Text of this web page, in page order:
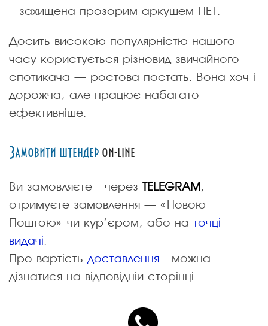
захищена прозорим аркушем ПЕТ.
Досить високою популярністю нашого
часу користується різновид звичайного
спотикача — ростова постать. Вона хоч і
дорожча, але працює набагато
ефективніше.
Замовити штендерon-line
Ви замовляєте … через TELEGRAM ,
отримуєте замовлення — «Новою
Поштою» чи кур’єром, або на точці
видачі.
Про вартістьдоставлення … можна
дізнатися на відповідній сторінці.